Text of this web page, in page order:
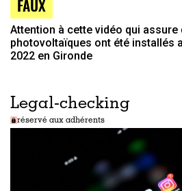
FAUX
Attention à cette vidéo qui assure
photovoltaïques ont été installés
2022 en Gironde
Legal-checking
réservé aux adhérents